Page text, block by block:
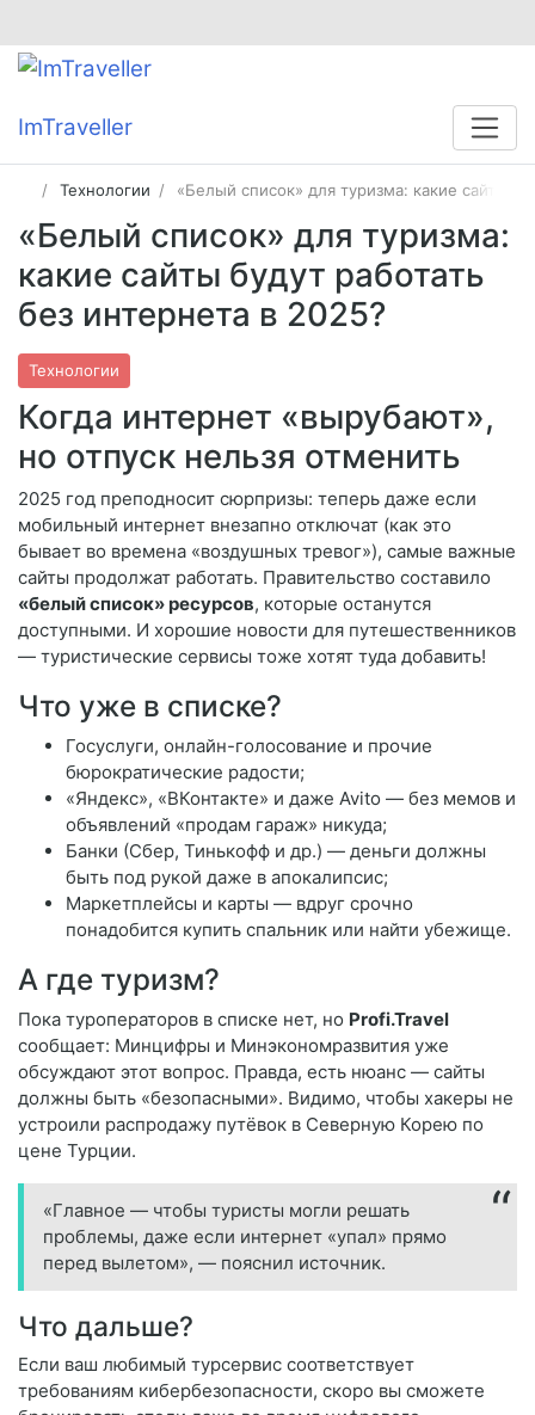
ImTraveller
Технологии «Белый список» для туризма: какие сайты
«Белый список» для туризма:
какие сайты будут работать
без интернета в 2025?
Технологии
Когда интернет «вырубают»,
но отпуск нельзя отменить
2025 год преподносит сюрпризы: теперь даже если
мобильный интернет внезапно отключат (как это
бывает во времена «воздушных тревог»), самые важные
сайты продолжат работать. Правительство составило
«белый список» ресурсов, которые останутся
доступными. И хорошие новости для путешественников
— туристические сервисы тоже хотят туда добавить!
Что уже в списке?
Госуслуги, онлайн-голосование и прочие
бюрократические радости;
«Яндекс», «ВКонтакте» и даже Avito — без мемов и
объявлений «продам гараж» никуда;
Банки (Сбер, Тинькофф и др.) — деньги должны
быть под рукой даже в апокалипсис;
Маркетплейсы и карты — вдруг срочно
понадобится купить спальник или найти убежище.
А где туризм?
Пока туроператоров в списке нет, но Profi.Travel
сообщает: Минцифры и Минэкономразвития уже
обсуждают этот вопрос. Правда, есть нюанс — сайты
должны быть «безопасными». Видимо, чтобы хакеры не
устроили распродажу путёвок в Северную Корею по
цене Турции.
«Главное — чтобы туристы могли решать
проблемы, даже если интернет «упал» прямо
перед вылетом», — пояснил источник.
Что дальше?
Если ваш любимый турсервис соответствует
требованиям кибербезопасности, скоро вы сможете